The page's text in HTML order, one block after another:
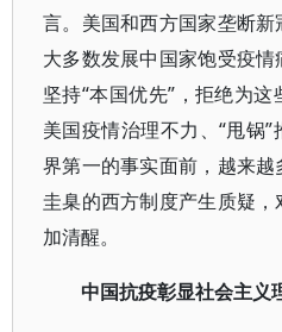
言。美国和西方国家垄断
大多数发展中国家饱受疫
坚持“本国优先”，拒绝为
美国疫情治理不力、“甩锅
界第一的事实面前，越来
圭臬的西方制度产生质疑
加清醒。
中国抗疫彰显社会主义